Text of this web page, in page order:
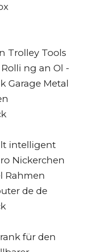
Trolley Tools
ng an Ol -
Garage Metal
intelligent
Nickerchen
Rahmen
de de
für den